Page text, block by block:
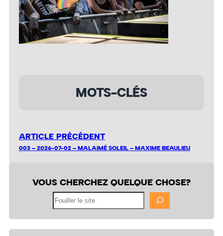
MOTS-CLÉS
ARTICLE PRÉCÉDENT
003 – 2026-07-02 – MALAIMÉ SOLEIL – MAXIME BEAULIEU
VOUS CHERCHEZ QUELQUE CHOSE?